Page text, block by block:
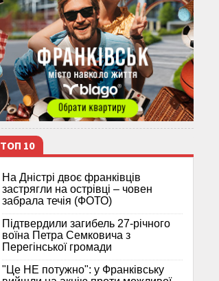
ТОП 10
На Дністрі двоє франківців
застрягли на острівці – човен
забрала течія (ФОТО)
Підтвердили загибель 27-річного
воїна Петра Семковича з
Перегінської громади
"Це НЕ потужно": у Франківську